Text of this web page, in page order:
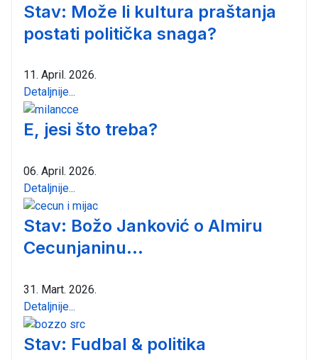
Stav: Može li kultura praštanja
postati politička snaga?
11. April. 2026.
Detaljnije...
E, jesi što treba?
06. April. 2026.
Detaljnije...
Stav: Božo Janković o Almiru
Cecunjaninu...
31. Mart. 2026.
Detaljnije...
Stav: Fudbal & politika